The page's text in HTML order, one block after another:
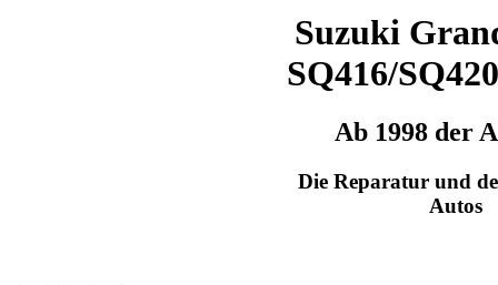
Suzuki
SQ416/
Ab 1998 der
Die Reparatur und
Autos